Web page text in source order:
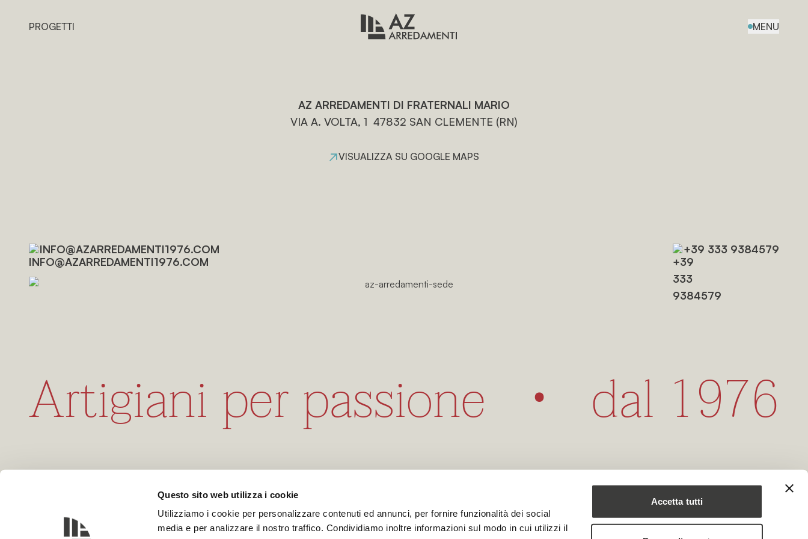
Questo sito web utilizza i cookie
Utilizziamo i cookie per personalizzare contenuti ed annunci, per fornire funzionalità dei social
media e per analizzare il nostro traffico. Condividiamo inoltre informazioni sul modo in cui utilizzi il
Accetta tutti
FALEGNAMERIA
PROGETTI MENU
AZ ARREDAMENTI DI FRATERNALI MARIO
VIA A. VOLTA, 1 47832 SAN CLEMENTE (RN)
VISUALIZZA SU GOOGLE MAPS
INFO@AZARREDAMENTI1976.COM +39 333 9384579
Artigiani per passione • dal 1976
VIA A. VOLTA, 1 47832 SAN CLEMENTE (RN) ITALIA